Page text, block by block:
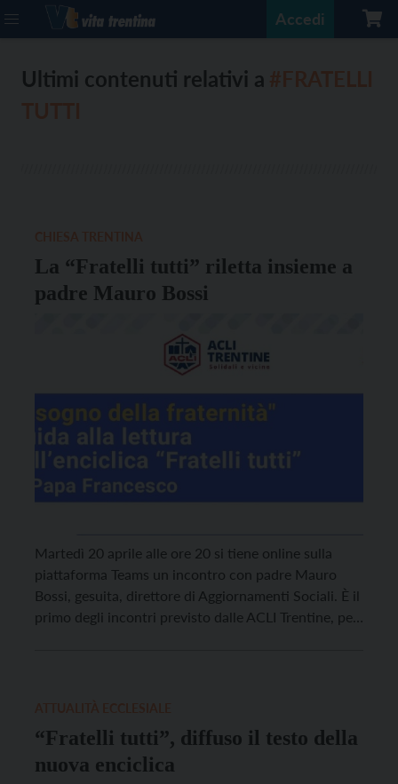
Accedi
Ultimi contenuti relativi a
La “Fratelli tutti” riletta insieme a
padre Mauro Bossi
Martedì 20 aprile alle ore 20 si tiene online sulla
piattaforma Teams un incontro con padre Mauro
Bossi, gesuita, direttore di Aggiornamenti Sociali. È il
primo degli incontri previsto dalle ACLI Trentine, per
“Fratelli tutti”, diffuso il testo della
nuova enciclica